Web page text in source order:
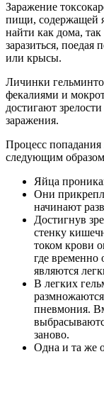
Заражение
пищи, содержащей
найти как дома,
заразиться,
или крысы.
Личинки
фекалиями и
достигают
заражения.
Процесс
следующим
Яйца
Они
начинают
Достигнув
стенку
током крови
где временно
являются
В легких
пневмония.
заново.
Одна и та же